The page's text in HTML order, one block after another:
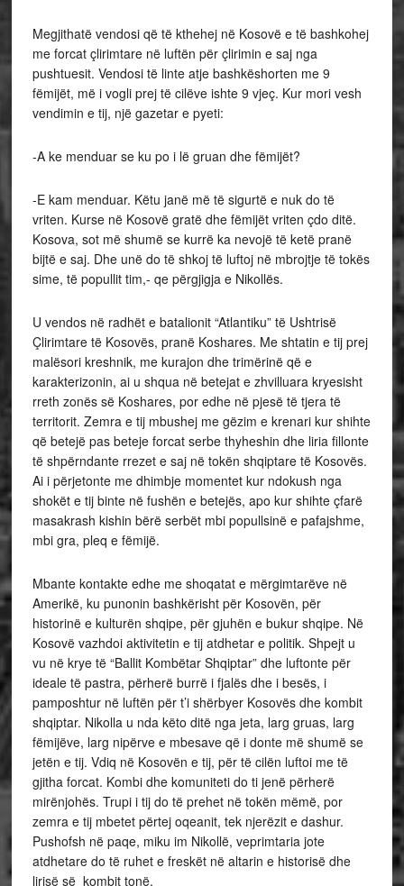
Megjithatë vendosi që të kthehej në Kosovë e të bashkohej
me forcat çlirimtare në luftën për çlirimin e saj nga
pushtuesit. Vendosi të linte atje bashkëshorten me 9
fëmijët, më i vogli prej të cilëve ishte 9 vjeç. Kur mori vesh
vendimin e tij, një gazetar e pyeti:
-A ke menduar se ku po i lë gruan dhe fëmijët?
-E kam menduar. Këtu janë më të sigurtë e nuk do të
vriten. Kurse në Kosovë gratë dhe fëmijët vriten çdo ditë.
Kosova, sot më shumë se kurrë ka nevojë të ketë pranë
bijtë e saj. Dhe unë do të shkoj të luftoj në mbrojtje të tokës
sime, të popullit tim,- qe përgjigja e Nikollës.
U vendos në radhët e batalionit “Atlantiku” të Ushtrisë
Çlirimtare të Kosovës, pranë Koshares. Me shtatin e tij prej
malësori kreshnik, me kurajon dhe trimërinë që e
karakterizonin, ai u shqua në betejat e zhvilluara kryesisht
rreth zonës së Koshares, por edhe në pjesë të tjera të
territorit. Zemra e tij mbushej me gëzim e krenari kur shihte
që betejë pas beteje forcat serbe thyheshin dhe liria fillonte
të shpërndante rrezet e saj në tokën shqiptare të Kosovës.
Ai i përjetonte me dhimbje momentet kur ndokush nga
shokët e tij binte në fushën e betejës, apo kur shihte çfarë
masakrash kishin bërë serbët mbi popullsinë e pafajshme,
mbi gra, pleq e fëmijë.
Mbante kontakte edhe me shoqatat e mërgimtarëve në
Amerikë, ku punonin bashkërisht për Kosovën, për
historinë e kulturën shqipe, për gjuhën e bukur shqipe. Në
Kosovë vazhdoi aktivitetin e tij atdhetar e politik. Shpejt u
vu në krye të “Ballit Kombëtar Shqiptar” dhe luftonte për
ideale të pastra, përherë burrë i fjalës dhe i besës, i
pamposhtur në luftën për t’i shërbyer Kosovës dhe kombit
shqiptar. Nikolla u nda këto ditë nga jeta, larg gruas, larg
fëmijëve, larg nipërve e mbesave që i donte më shumë se
jetën e tij. Vdiq në Kosovën e tij, për të cilën luftoi me të
gjitha forcat. Kombi dhe komuniteti do ti jenë përherë
mirënjohës. Trupi i tij do të prehet në tokën mëmë, por
zemra e tij mbetet përtej oqeanit, tek njerëzit e dashur.
Pushofsh në paqe, miku im Nikollë, veprimtaria jote
atdhetare do të ruhet e freskët në altarin e historisë dhe
lirisë së kombit tonë.